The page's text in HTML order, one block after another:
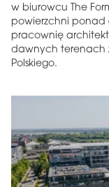
w biurowcu The
powierzchni ponad
pracownię
dawnych terenach
Polskiego.